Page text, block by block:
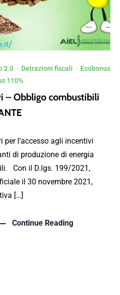
2.0 · Detrazioni fiscali · Ecobonus
110%
– Obbligo combustibili
l’accesso agli incentivi
di produzione di energia
Con il D.lgs. 199/2021,
il 30 novembre 2021,
[…]
Continue Reading